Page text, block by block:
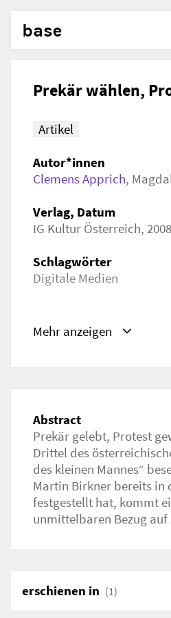
base
Prekär wählen,
Artikel
Autor*innen
Clemens Apprich,
Verlag, Datum
IG Kultur Österreich, 2008
Schlagwörter
Digitale Medien
ISBN/ISSN/ISMN:1818-
Mehr anzeigen
Abstract
Prekär gelebt, Protest
Drittel des
des kleinen Mannes“
Martin Birkner bereits in
festgestellt hat, kommt
unmittelbaren Bezug auf
erschienen in (1)